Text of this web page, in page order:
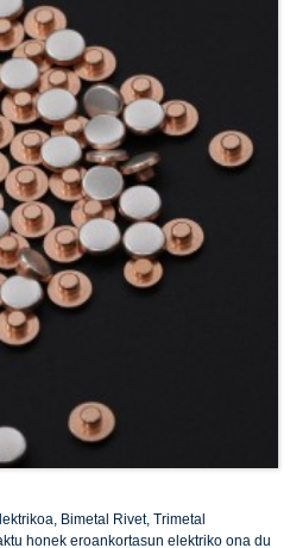
Bimetal Rivet, Trimetal
honek eroankortasun elektriko ona du